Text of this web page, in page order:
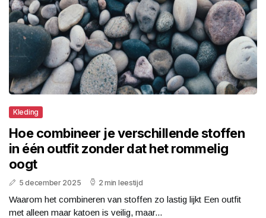
Kleding
Hoe combineer je verschillende stoffen
in één outfit zonder dat het rommelig
oogt
5 december 2025 2 min leestijd
Waarom het combineren van stoffen zo lastig lijkt Een outfit
met alleen maar katoen is veilig, maar...